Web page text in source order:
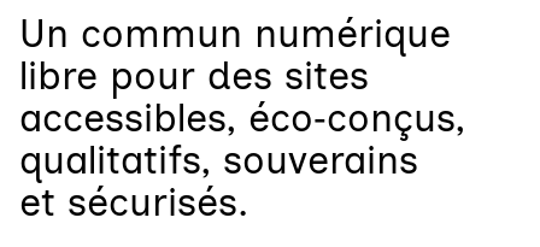
Un commun numérique
libre pour des sites
accessibles, éco‑conçus,
qualitatifs, souverains
et sécurisés.